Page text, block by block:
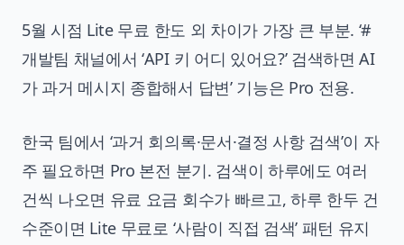
5월 시점 Lite 무료 한도 외 차이가 가장 큰 부분. ‘#
개발팀 채널에서 ‘API 키 어디 있어요?’ 검색하면 AI
가 과거 메시지 종합해서 답변’ 기능은 Pro 전용.
한국 팀에서 ‘과거 회의록·문서·결정 사항 검색’이 자
주 필요하면 Pro 본전 분기. 검색이 하루에도 여러
건씩 나오면 유료 요금 회수가 빠르고, 하루 한두 건
수준이면 Lite 무료로 ‘사람이 직접 검색’ 패턴 유지